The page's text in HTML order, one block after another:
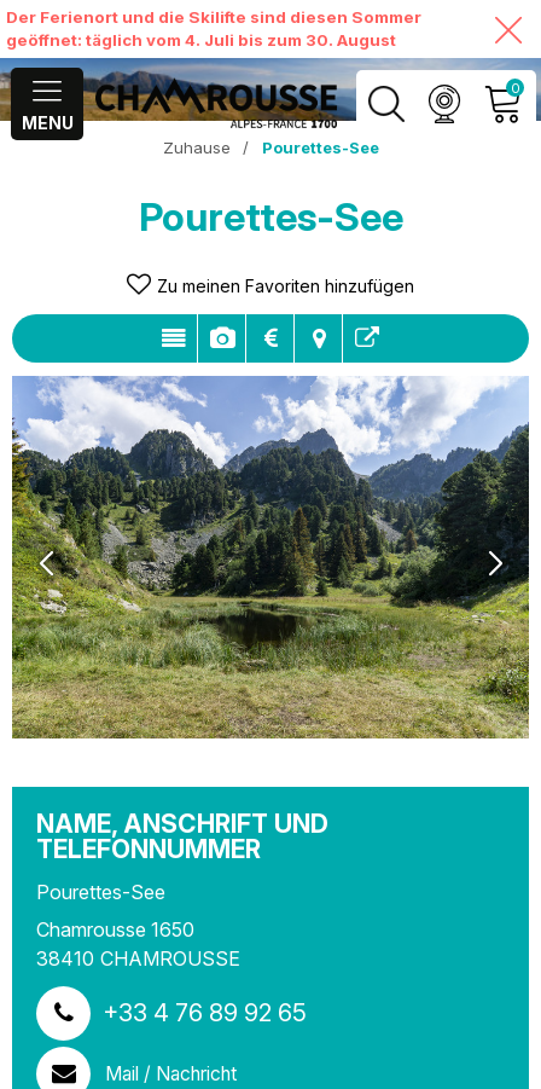
Der Ferienort und die Skilifte sind diesen Sommer
geöffnet: täglich vom 4. Juli bis zum 30. August
MENU
0
MEIN KONTO
MEINEN WARENKORB
Zuhause / Pourettes-See
Pourettes-See
Zu meinen Favoriten hinzufügen
NAME, ANSCHRIFT UND
TELEFONNUMMER
Pourettes-See
Chamrousse 1650
38410 CHAMROUSSE
+33 4 76 89 92 65
Mail / Nachricht